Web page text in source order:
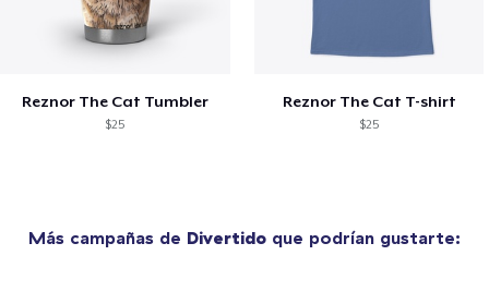
Reznor The Cat Tumbler
$25
Reznor The Cat T-shirt
$25
Más campañas de Divertido que podrían gustarte: